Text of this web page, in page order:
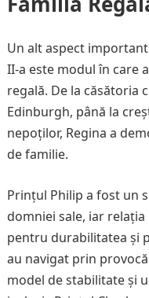
Un alt aspect
II-a este modul în care
regală. De la căsătoria
Edinburgh, până la
nepoților, Regina a
de familie.
Prințul Philip a fost un
domniei sale, iar
pentru durabilitatea și
au navigat prin
model de stabilitate și